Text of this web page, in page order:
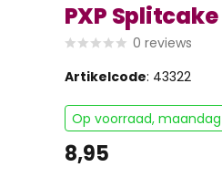
PXP
0 reviews
Artikelcode: 43322
Op voorraad,
8,95